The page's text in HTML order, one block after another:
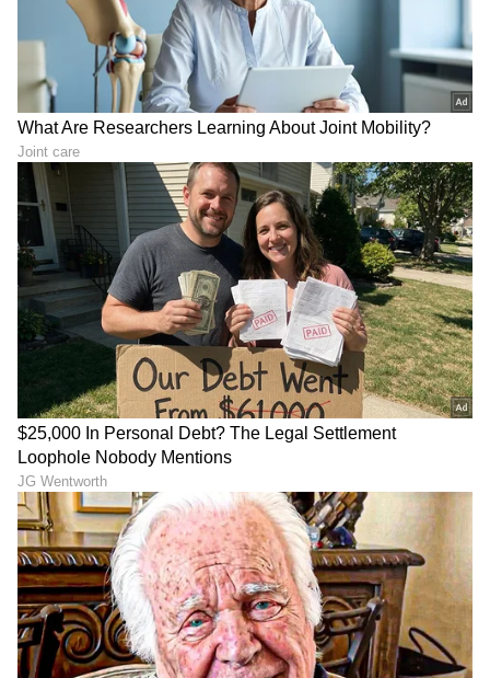
ವೆಸ್ಟ್‌ಸೈಡ್, ಜೂಡಿಯೋ (Zudio) ಮತ್ತು ಸ್ಟಾರ್
ಬಜಾರ್‌ಗಳನ್ನು (Star Bazaar) ಯಶಸ್ವಿಯಾಗಿ
ಮುನ್ನಡೆಸುತ್ತಿದ್ದು, ದೇಶದ 321 ನಗರಗಳಲ್ಲಿ ಒಟ್ಟು 1,286
ಮಳಿಗೆಗಳನ್ನು ಹೊಂದಿದೆ.
6
6